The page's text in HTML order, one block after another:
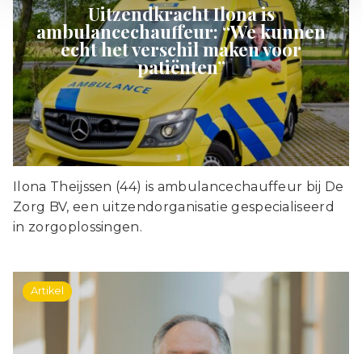
Uitzendkracht Ilona is
ambulancechauffeur: “We kunnen
echt het verschil maken voor
patiënten”
Ilona Theijssen (44) is ambulancechauffeur bij De
Zorg BV, een uitzendorganisatie gespecialiseerd
in zorgoplossingen.
Artikel